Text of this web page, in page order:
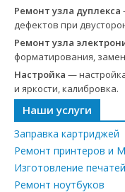
Ремонт узла дуплекса
дефектов при
Ремонт узла
форматирования,
Настройка —
и яркости, калибровка.
Наши услуги
Заправка картриджей
Ремонт принтеров и
Изготовление печатей
Ремонт ноутбуков